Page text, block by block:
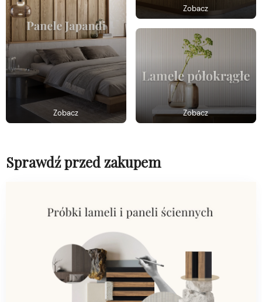
Zobacz
Zobacz
Zobacz
Sprawdź przed zakupem